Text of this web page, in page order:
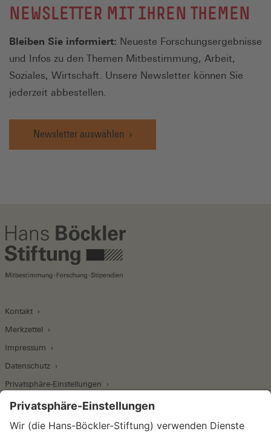
NEWSLETTER MIT IHREN THEMEN
Bleiben Sie informiert: Neueste Forschungsergebnisse
und Infos zu den Themen Mitbestimmung, Arbeit,
Soziales, Wirtschaft. Unsere Newsletter können Sie
jederzeit abbestellen.
Newsletter auswählen
Kontakt
Merkzettel
Impressum
Datenschutz
Privatsphäre-Einstellungen
Wirtschafts- und Sozialwissenschaftliches Institut